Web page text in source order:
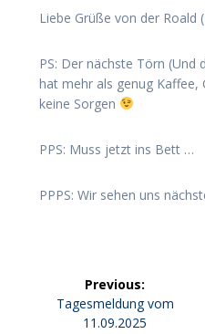
Liebe Grüße von der Roald
PS: Der nächste Törn (Und
hat mehr als genug Kaffee,
keine Sorgen
PPS: Muss jetzt ins Bett …
PPPS: Wir sehen uns
Previous:
Previous
post:
Tagesmeldung vom
11.09.2025